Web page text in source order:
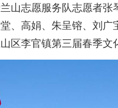
山志愿服务队志愿者张
、高娟、朱呈镕、刘
区李官镇第三届春季文